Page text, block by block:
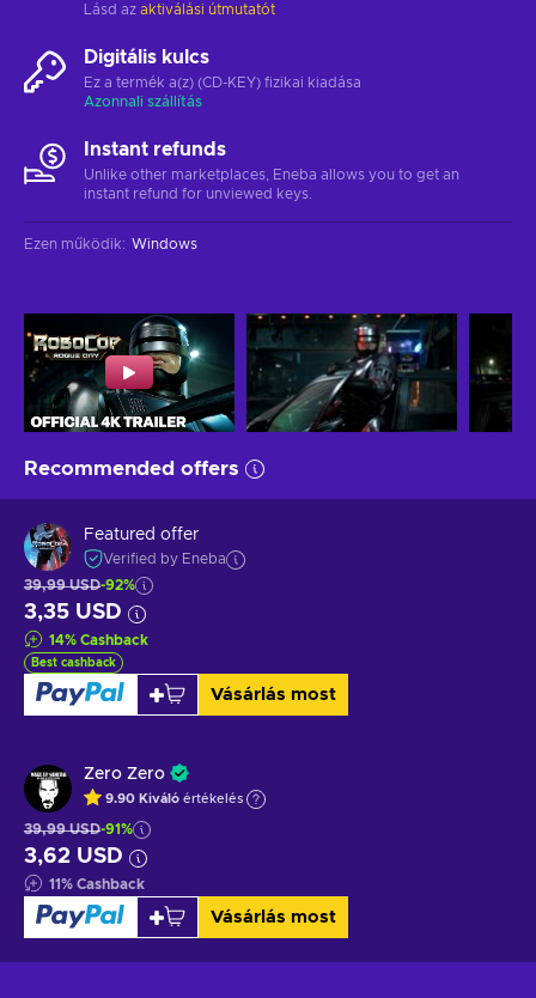
Lásd az aktiválási útmutatót
Digitális kulcs
Ez a termék a(z) (CD-KEY) fizikai kiadása
Azonnali szállítás
Instant refunds
Unlike other marketplaces, Eneba allows you to get an
instant refund for unviewed keys.
Ezen működik: Windows
Recommended offers
Featured offer
Verified by Eneba
39,99 USD-92%
3,35 USD
14% Cashback
Best cashback
Vásárlás most
Zero Zero
9.90 Kiváló értékelés
39,99 USD-91%
3,62 USD
11% Cashback
Vásárlás most